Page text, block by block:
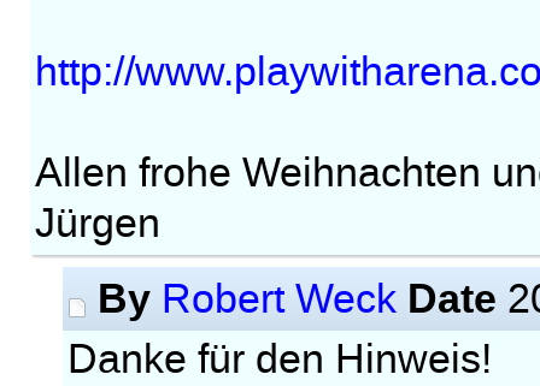
http://
Allen frohe Weihnachten
Jürgen
By Robert Weck Date
Danke für den Hinweis!